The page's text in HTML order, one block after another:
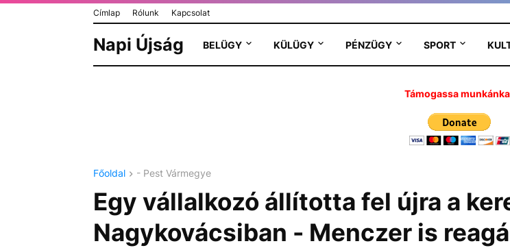
Címlap Rólunk Kapcsolat
Napi Újság BELÜGY KÜLÜGY PÉNZÜGY SPORT
Támogassa
Főoldal - Pest Vármegye
Egy vállalkozó állította fel újra a
Nagykovácsiban - Menczer is